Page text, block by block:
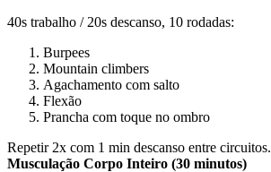
40s trabalho / 20s descanso, 10 rodadas:
Burpees
Mountain climbers
Agachamento com salto
Flexão
Prancha com toque no ombro
Repetir 2x com 1 min descanso entre circuitos.
Musculação Corpo Inteiro (30 minutos)